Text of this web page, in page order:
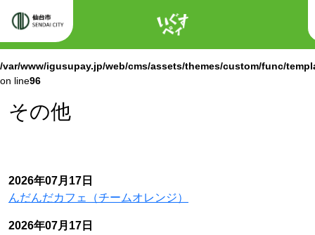
/var/www/igusupay.jp/web/cms/assets/themes/custom/func/
Warning : Attempt to read property "name" on null in
/var/www/igusupay.jp/web/cms/assets/themes/custom/func/
on line96
その他
2026年07月17日
んだんだカフェ（チームオレンジ）
2026年07月17日